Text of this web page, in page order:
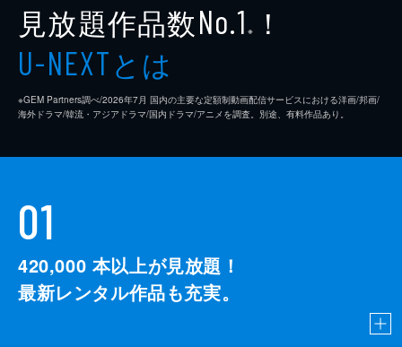
見放題作品数No.1 ※ ！
U-NEXTとは
※GEM Partners調べ/2026年7⽉ 国内の主要な定額制動画配信サービスにおける洋画/邦画/
海外ドラマ/韓流・アジアドラマ/国内ドラマ/アニメを調査。別途、有料作品あり。
01
420,000 本以上が見放題！
最新レンタル作品も充実。